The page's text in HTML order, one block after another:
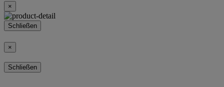
×
Schließen
×
Schließen